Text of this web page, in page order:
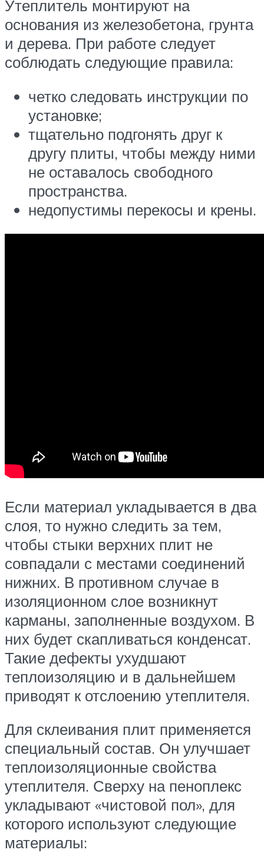
Утеплитель монтируют на
основания из железобетона, грунта
и дерева. При работе следует
соблюдать следующие правила:
четко следовать инструкции по
установке;
тщательно подгонять друг к
другу плиты, чтобы между ними
не оставалось свободного
пространства.
недопустимы перекосы и крены.
Если материал укладывается в два
слоя, то нужно следить за тем,
чтобы стыки верхних плит не
совпадали с местами соединений
нижних. В противном случае в
изоляционном слое возникнут
карманы, заполненные воздухом. В
них будет скапливаться конденсат.
Такие дефекты ухудшают
теплоизоляцию и в дальнейшем
приводят к отслоению утеплителя.
Для склеивания плит применяется
специальный состав. Он улучшает
теплоизоляционные свойства
утеплителя. Сверху на пеноплекс
укладывают «чистовой пол», для
которого используют следующие
материалы: